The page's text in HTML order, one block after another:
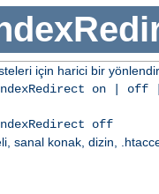
için harici bir
on |
off
sanal konak, dizin,